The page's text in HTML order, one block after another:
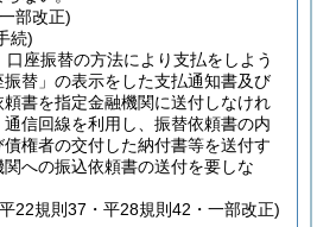
部改正)
続)
口座振替の方法により支払をしよう
替」の表示をした支払通知書及び
書を指定金融機関に送付しなけれ
通信回線を利用し、振替依頼書の内
権者の交付した納付書等を送付す
への振込依頼書の送付を要しな
22規則37・平28規則42・一部改正)